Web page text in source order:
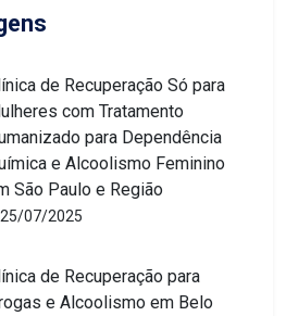
de Recuperação Só para
com Tratamento
para Dependência
e Alcoolismo Feminino
São Paulo e Região
25/07/2025
de Recuperação para
e Alcoolismo em Belo